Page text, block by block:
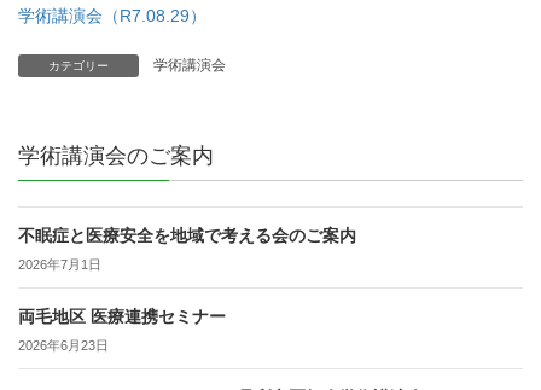
学術講演会（R7.08.29）
カテゴリー 学術講演会
学術講演会のご案内
不眠症と医療安全を地域で考える会のご案内
2026年7月1日
両毛地区 医療連携セミナー
2026年6月23日